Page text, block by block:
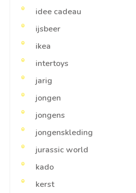
idee cadeau
ijsbeer
ikea
intertoys
jarig
jongen
jongens
jongenskleding
jurassic world
kado
kerst